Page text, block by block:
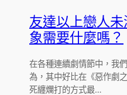
友達以上戀人
象需要什麼嗎？
在各種連續劇情節中，我
為，其中好比在《惡作劇
死纏爛打的方式最…